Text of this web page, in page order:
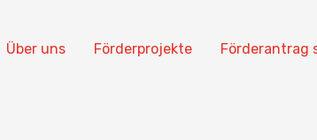
Über uns Förderprojekte Förderantrag